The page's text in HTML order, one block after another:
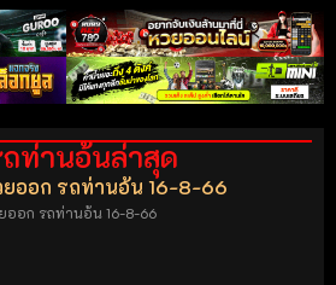
ท่านอ้นล่าสุด
ยออก รถท่านอ้น 16-8-66
ออก รถท่านอ้น 16-8-66